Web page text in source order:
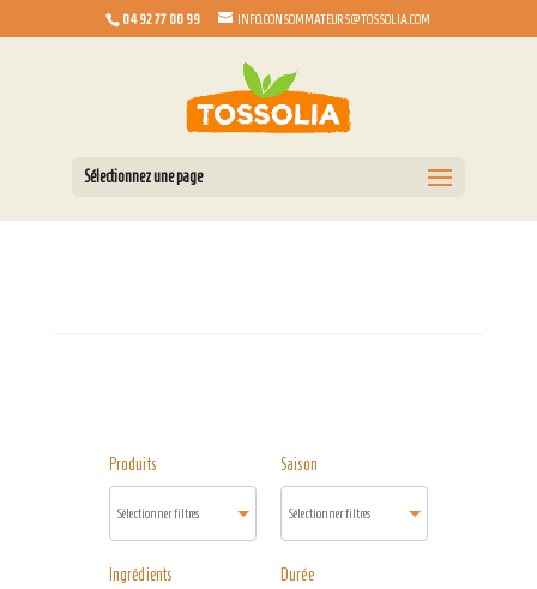
04 92 77 00 99 INFO.CONSOMMATEURS@TOSSOLIA.COM
Sélectionnez une page
Produits Saison
Ingrédients Durée